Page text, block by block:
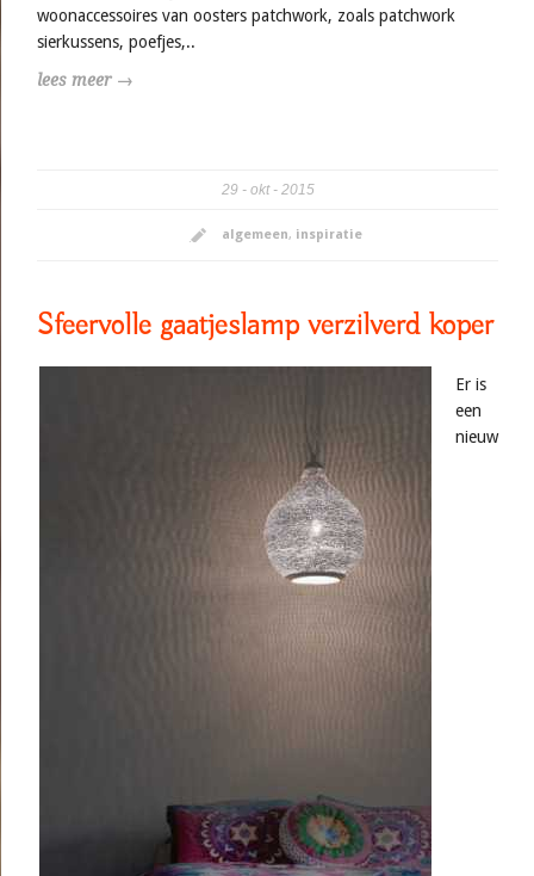
woonaccessoires van oosters patchwork, zoals patchwork
sierkussens, poefjes,..
lees meer →
29 okt 2015
algemeen, inspiratie
Sfeervolle gaatjeslamp verzilverd koper
Er is
een
nieuw